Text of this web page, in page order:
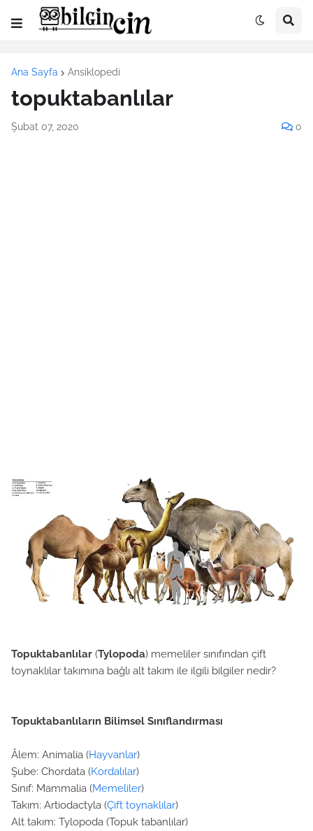
Ana Sayfa Ansiklopedi
topuktabanlılar
Şubat 07, 2020 0
Topuktabanlılar (Tylopoda) memeliler sınıfından çift
toynaklılar takımına bağlı alt takım ile ilgili bilgiler nedir?
Topuktabanlıların Bilimsel Sınıflandırması
Âlem: Animalia (Hayvanlar)
Şube: Chordata (Kordalılar)
Sınıf: Mammalia (Memeliler)
Takım: Artiodactyla (Çift toynaklılar)
Alt takım: Tylopoda (Topuk tabanlılar)